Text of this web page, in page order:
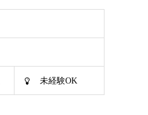
未経験OK